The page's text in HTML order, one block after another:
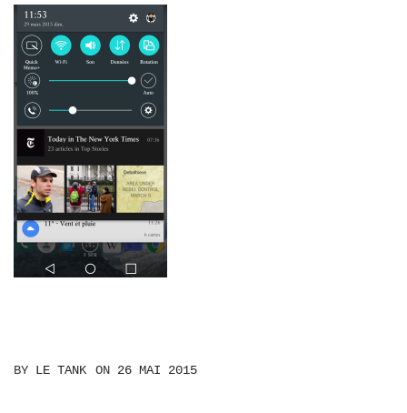
BY LE TANK ON 26 MAI 2015